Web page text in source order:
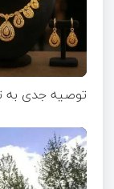
توصیه جدی به